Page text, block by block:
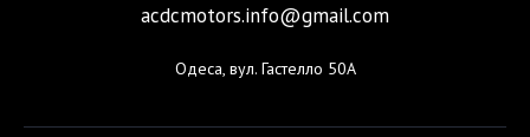
acdcmotors.info@gmail.com
Одеса, вул. Гастелло 50А